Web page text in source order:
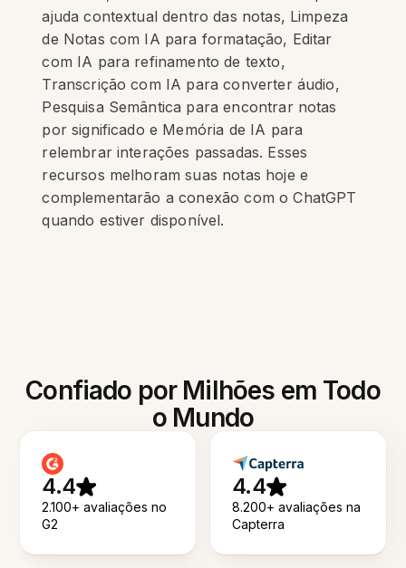
ajuda contextual dentro das notas, Limpeza
de Notas com IA para formatação, Editar
com IA para refinamento de texto,
Transcrição com IA para converter áudio,
Pesquisa Semântica para encontrar notas
por significado e Memória de IA para
relembrar interações passadas. Esses
recursos melhoram suas notas hoje e
complementarão a conexão com o ChatGPT
quando estiver disponível.
Confiado por Milhões em Todo
o Mundo
4.4
2.100+ avaliações no
G2
4.4
8.200+ avaliações na
Capterra